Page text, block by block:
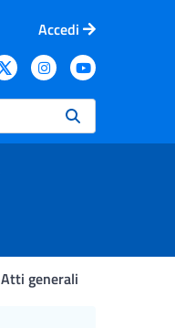
Accedi
Atti generali